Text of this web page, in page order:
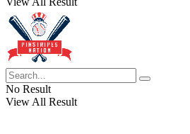
No Result
View All Result